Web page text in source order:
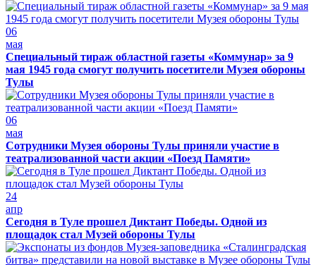
06
мая
Специальный тираж областной газеты «Коммунар» за 9
мая 1945 года смогут получить посетители Музея обороны
Тулы
06
мая
Сотрудники Музея обороны Тулы приняли участие в
театрализованной части акции «Поезд Памяти»
24
апр
Сегодня в Туле прошел Диктант Победы. Одной из
площадок стал Музей обороны Тулы